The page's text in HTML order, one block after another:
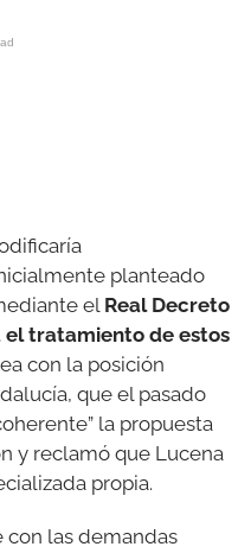
planteado
el Real Decreto
tratamiento de estos
con la posición
que el pasado
la propuesta
y reclamó que Lucena
propia.
con las demandas